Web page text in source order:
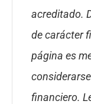
acreditado.
de carácter
página es
financiero.